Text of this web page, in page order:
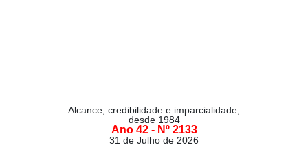
Alcance, credibilidade e imparcialidade,
desde 1984
Ano 42 - Nº 2133
31 de Julho de 2026